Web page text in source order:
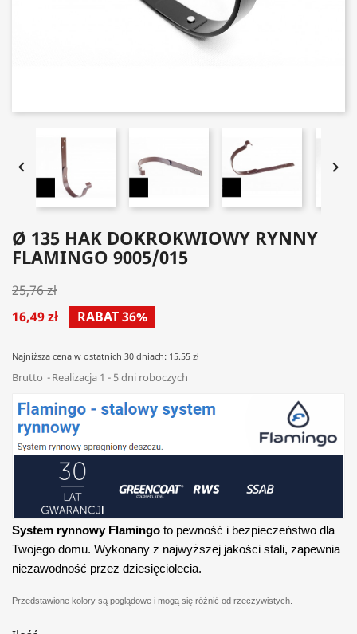
 
Ø 135 HAK DOKROKWIOWY RYNNY
FLAMINGO 9005/015
25,76 zł
16,49 zł
RABAT 36%
Najniższa cena w ostatnich 30 dniach: 15.55 zł
Brutto Realizacja 1 - 5 dni roboczych
System rynnowy Flamingo to pewność i bezpieczeństwo dla
Twojego domu. Wykonany z najwyższej jakości stali, zapewnia
niezawodność przez dziesięciolecia.
Przedstawione kolory są poglądowe i mogą się różnić od rzeczywistych.